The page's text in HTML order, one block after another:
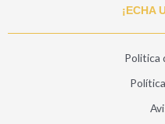
¡ECHA
Politica